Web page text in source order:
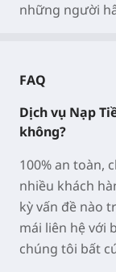
những người
FAQ
Dịch vụ Nạp
không?
100% an toàn,
nhiều khách
kỳ vấn đề nào
mái liên hệ với
chúng tôi bất